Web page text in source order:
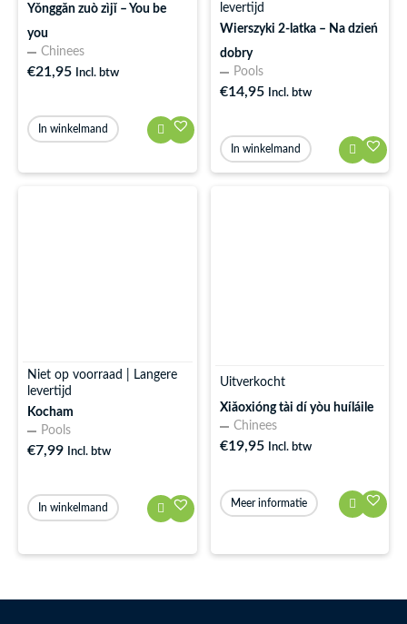
Yǒnggǎn zuò zìjǐ – You be
you
Chinees
€21,95 Incl. btw
In winkelmand
levertijd
Wierszyki 2-latka – Na dzień
dobry
Pools
€14,95 Incl. btw
In winkelmand
Niet op voorraad | Langere
levertijd
Kocham
Pools
€7,99 Incl. btw
In winkelmand
Uitverkocht
Xiǎoxióng tài dí yòu huíláile
Chinees
€19,95 Incl. btw
Meer informatie